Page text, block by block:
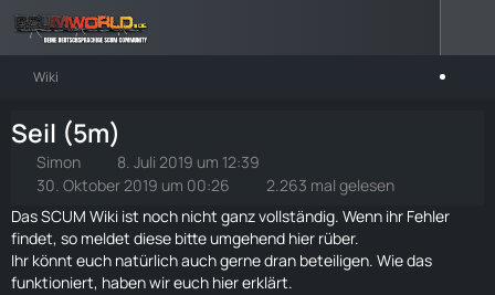
Wiki
Seil (5m)
Simon
8. Juli 2019 um 12:39
30. Oktober 2019 um 00:26
2.263 mal gelesen
Das SCUM Wiki ist noch nicht ganz vollständig. Wenn ihr Fehler
findet, so meldet diese bitte umgehend hier rüber.
Ihr könnt euch natürlich auch gerne dran beteiligen. Wie das
funktioniert, haben wir euch hiererklärt.